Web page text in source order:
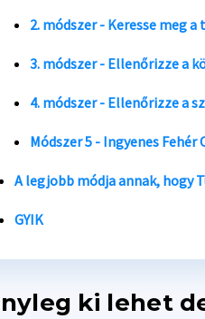
2. módszer - Keresse meg
3. módszer - Ellenőrizze a
4. módszer - Ellenőrizze a
Módszer 5 - Ingyenes
A legjobb módja annak, hogy
GYIK
ki lehet